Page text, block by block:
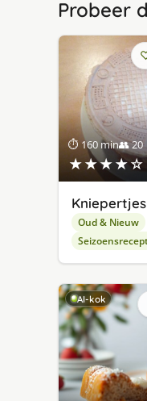
Probeer
⏱ 160 min👥 20
★★★★☆
Oud & Nieuw
AI-kok